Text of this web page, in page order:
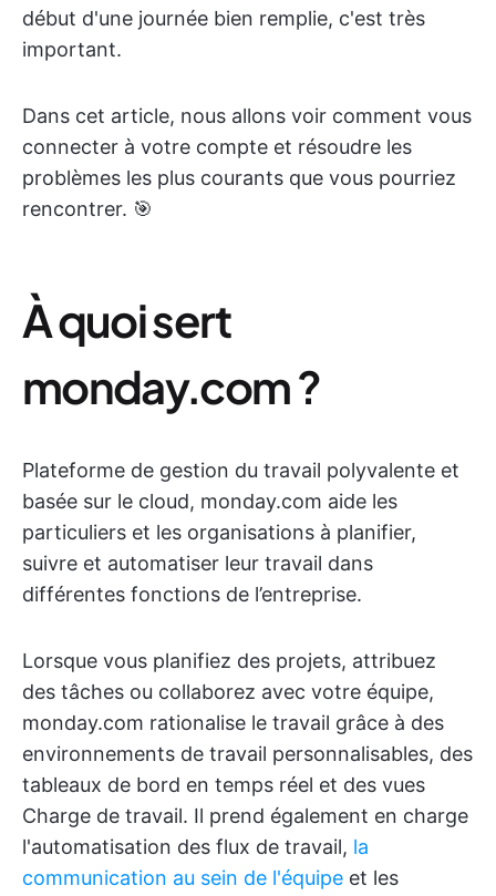
début d'une journée bien remplie, c'est très
important.
Dans cet article, nous allons voir comment vous
connecter à votre compte et résoudre les
problèmes les plus courants que vous pourriez
rencontrer. 🎯
À quoi sert
monday.com ?
Plateforme de gestion du travail polyvalente et
basée sur le cloud, monday.com aide les
particuliers et les organisations à planifier,
suivre et automatiser leur travail dans
différentes fonctions de l’entreprise.
Lorsque vous planifiez des projets, attribuez
des tâches ou collaborez avec votre équipe,
monday.com rationalise le travail grâce à des
environnements de travail personnalisables, des
tableaux de bord en temps réel et des vues
Charge de travail. Il prend également en charge
l'automatisation des flux de travail, la
communication au sein de l'équipe et les